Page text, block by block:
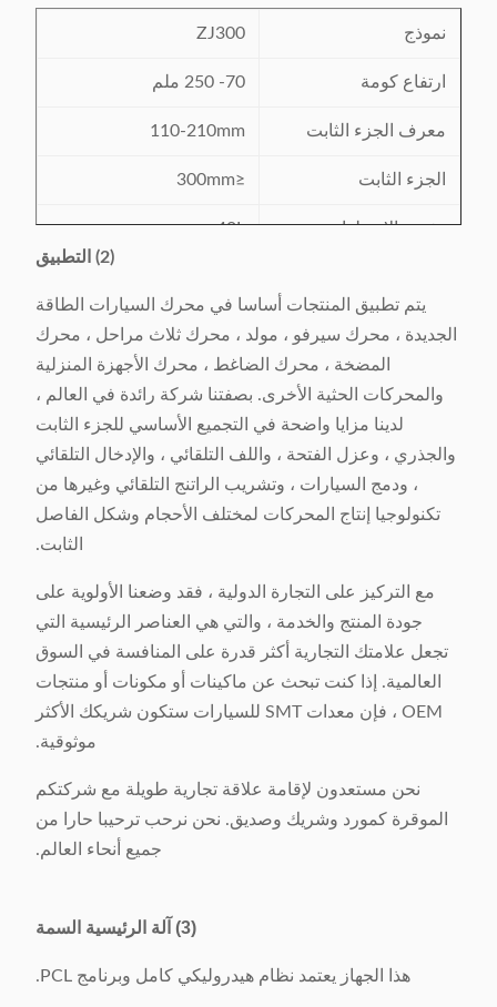
نموذج ZJ300
ارتفاع كومة 70- 250 ملم
معرف الجزء الثابت 110-210mm
الجزء الثابت ≤300mm
تشريد الاسطوانة 40L
وزن الماكينة حوالي 2300kg
البعد الآلة (LxWxH)
L3726x W1251 x
H2111mm
(2) التطبيق
يتم تطبيق المنتجات أساسا في محرك السيارات الطاقة
الجديدة ، محرك سيرفو ، مولد ، محرك ثلاث مراحل ، محرك
المضخة ، محرك الضاغط ، محرك الأجهزة المنزلية
والمحركات الحثية الأخرى. بصفتنا شركة رائدة في العالم ،
لدينا مزايا واضحة في التجميع الأساسي للجزء الثابت
والجذري ، وعزل الفتحة ، واللف التلقائي ، والإدخال التلقائي
، ودمج السيارات ، وتشريب الراتنج التلقائي وغيرها من
تكنولوجيا إنتاج المحركات لمختلف الأحجام وشكل الفاصل
الثابت.
مع التركيز على التجارة الدولية ، فقد وضعنا الأولوية على
جودة المنتج والخدمة ، والتي هي العناصر الرئيسية التي
تجعل علامتك التجارية أكثر قدرة على المنافسة في السوق
العالمية. إذا كنت تبحث عن ماكينات أو مكونات أو منتجات
OEM ، فإن معدات SMT للسيارات ستكون شريكك الأكثر
موثوقية.
نحن مستعدون لإقامة علاقة تجارية طويلة مع شركتكم
الموقرة كمورد وشريك وصديق. نحن نرحب ترحيبا حارا من
جميع أنحاء العالم.
(3) آلة الرئيسية السمة
هذا الجهاز يعتمد نظام هيدروليكي كامل وبرنامج PCL.